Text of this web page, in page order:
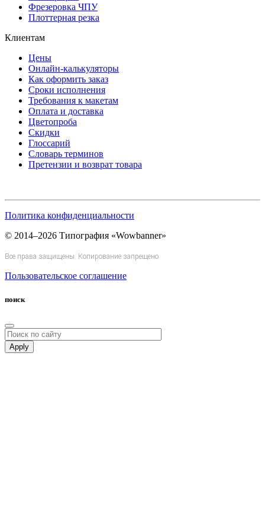
Фрезеровка ЧПУ
Плоттерная резка
Клиентам
Цены
Онлайн-калькуляторы
Как оформить заказ
Сроки исполнения
Требования к макетам
Оплата и доставка
Цветопроба
Скидки
Глоссарий
Словарь терминов
Претензии и возврат товара
Политика конфиденциальности
© 2014–2026 Типография «Wowbanner»
Все права защищены. Копирование запрещено
Пользовательское соглашение
поиск